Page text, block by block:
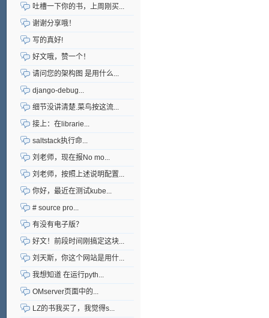
吐槽一下你的书，上周刚买...
谢谢分享哦！
写的真好!
好文哦，赞一个！
请问您的架构图 是用什么...
django-debug...
细节没讲清楚.菜鸟按这流...
接上：在librarie...
saltstack执行命...
刘老师，现在报No mo...
刘老师，按照上述说明配置...
你好，最近在测试kube...
# source pro...
有没有电子版？
好文！前段时间刚搞定这块...
刘天斯，你这个网站是用什...
我想知道 在运行pyth...
OMserver页面中的...
LZ的书我买了，我觉得s...